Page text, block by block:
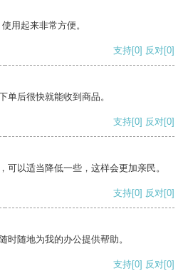
用起来非常方便。
支持[0] 反对[0]
单后很快就能收到商品。
支持[0] 反对[0]
可以适当降低一些，这样会更加亲民。
支持[0] 反对[0]
时随地为我的办公提供帮助。
支持[0] 反对[0]